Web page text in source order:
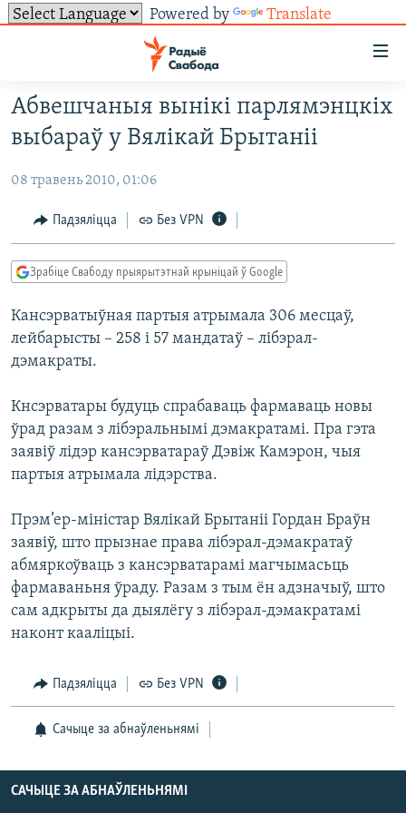
Powered by Translate
ўнівэрсальнага
доступу
Перайсьці
да
галоўнага
Перайсьці
да
галоўнай
навігацыі
Перайсьці
да
пошуку
НАВІНЫ
УСЕ НАВІНЫ
ВІДЭА І ФОТА
ЛЮДЗІ
ЭКАНОМІКА
ВАЙНА
БЕЛАРУСЫ НА ВАЙНЕ
КУЛЬТУРА
КАЛЯНДАР
ТОЛЬКІ НА СВАБОДЗЕ
ТЭСТЫ
БЛОГІ
ПАДКАСТЫ
КНІГІ
АЎДЫЁКНІГІ
МОВА
НА ХВАЛЯХ СВАБОДЫ
СУВЯЗЬ
АБЫСЬЦІ БЛЯКАВАНЬНЕ
ПАДПІСАЦЦА
ПАДКАСТЫ
FACEBOOK
TWITTER
САЧЫЦЕ ЗА АБНАЎЛЕНЬНЯМІ
Абвешчаныя вынікі парлямэнцкіх
выбараў у Вялікай Брытаніі
08 травень 2010, 01:06
Падзяліцца Без VPN
Зрабіце Свабоду прыярытэтнай крыніцай ў Google
Кансэрватыўная партыя атрымала 306 месцаў,
лейбарысты – 258 і 57 мандатаў – лібэрал-
дэмакраты.
Кнсэрватары будуць спрабаваць фармаваць новы
ўрад разам з лібэральнымі дэмакратамі. Пра гэта
заявіў лідэр кансэрватараў Дэвіж Камэрон, чыя
партыя атрымала лідэрства.
Прэм’ер-міністар Вялікай Брытаніі Гордан Браўн
заявіў, што прызнае права лібэрал-дэмакратаў
абмяркоўваць з кансэрватарамі магчымасьць
фармаваньня ўраду. Разам з тым ён адзначыў, што
сам адкрыты да дыялёгу з лібэрал-дэмакратамі
наконт кааліцыі.
Падзяліцца Без VPN
Сачыце за абнаўленьнямі
САЧЫЦЕ ЗА АБНАЎЛЕНЬНЯМІ